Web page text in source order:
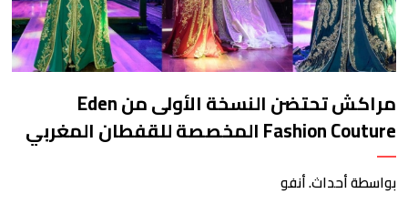
مراكش تحتضن النسخة الأولى من Eden
Fashion Couture المخصصة للقفطان المغربي
بواسطة أحداث. أنفو